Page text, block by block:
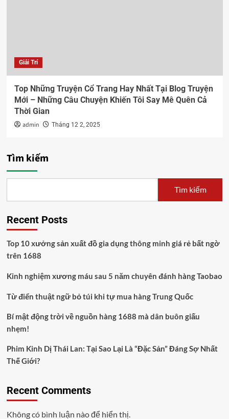
Giải Trí
Top Những Truyện Cổ Trang Hay Nhất Tại Blog Truyện
Mới – Những Câu Chuyện Khiến Tôi Say Mê Quên Cả
Thời Gian
admin Tháng 12 2, 2025
Tìm kiếm
Tìm kiếm
Recent Posts
Top 10 xưởng sản xuất đồ gia dụng thông minh giá rẻ bất ngờ
trên 1688
Kinh nghiệm xương máu sau 5 năm chuyên đánh hàng Taobao
Từ điển thuật ngữ bỏ túi khi tự mua hàng Trung Quốc
Bí mật động trời về nguồn hàng 1688 mà dân buôn giấu
nhẹm!
Phim Kinh Dị Thái Lan: Tại Sao Lại Là “Đặc Sản” Đáng Sợ Nhất
Thế Giới?
Recent Comments
Không có bình luận nào để hiển thị.